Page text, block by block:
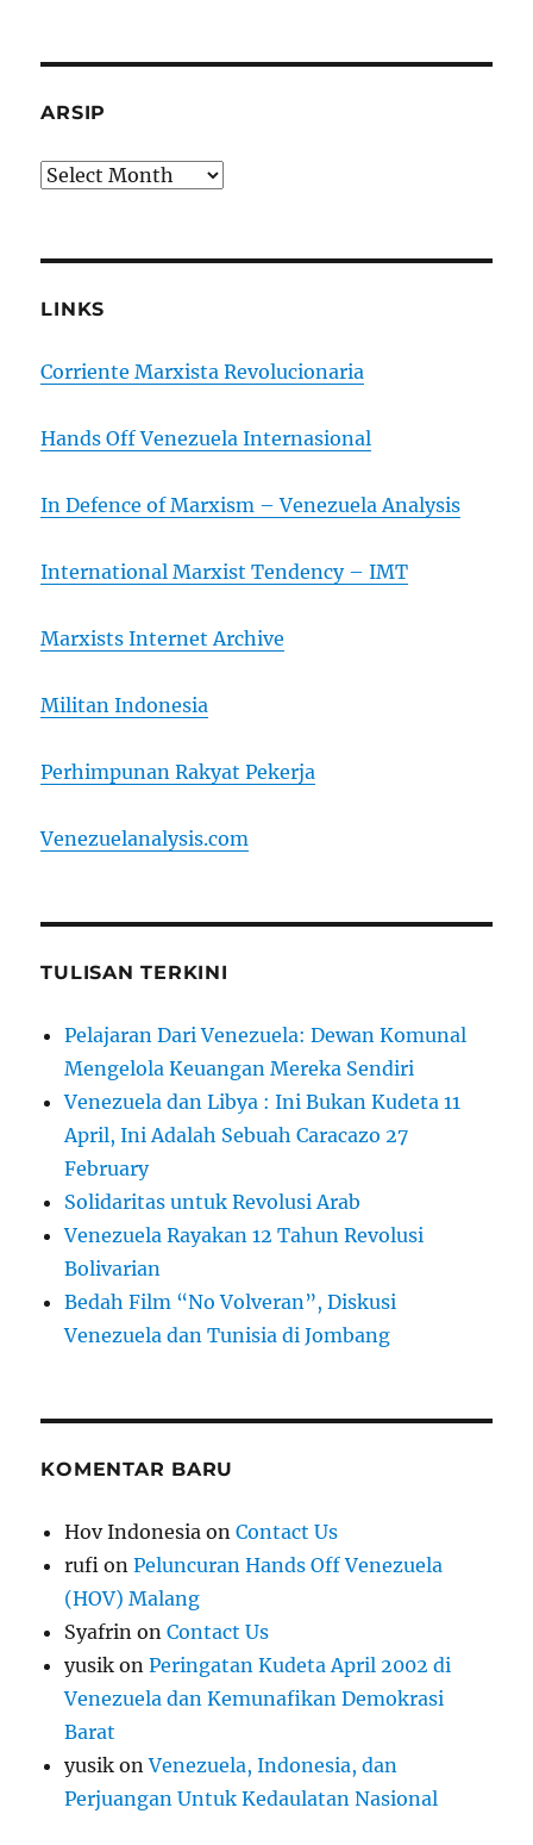
ARSIP
Arsip
LINKS
Corriente Marxista Revolucionaria
Hands Off Venezuela Internasional
In Defence of Marxism – Venezuela Analysis
International Marxist Tendency – IMT
Marxists Internet Archive
Militan Indonesia
Perhimpunan Rakyat Pekerja
Venezuelanalysis.com
TULISAN TERKINI
Pelajaran Dari Venezuela: Dewan Komunal
Mengelola Keuangan Mereka Sendiri
Venezuela dan Libya : Ini Bukan Kudeta 11
April, Ini Adalah Sebuah Caracazo 27
February
Solidaritas untuk Revolusi Arab
Venezuela Rayakan 12 Tahun Revolusi
Bolivarian
Bedah Film “No Volveran”, Diskusi
Venezuela dan Tunisia di Jombang
KOMENTAR BARU
Hov Indonesia onContact Us
rufi onPeluncuran Hands Off Venezuela
(HOV) Malang
Syafrin onContact Us
yusik onPeringatan Kudeta April 2002 di
Venezuela dan Kemunafikan Demokrasi
Barat
yusik onVenezuela, Indonesia, dan
Perjuangan Untuk Kedaulatan Nasional